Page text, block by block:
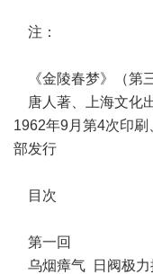
注：
《金陵春梦》（第
唐人著、上海文化
1962年9月第4次印
部发行
目次
第一回
乌烟瘴气 日阀极力